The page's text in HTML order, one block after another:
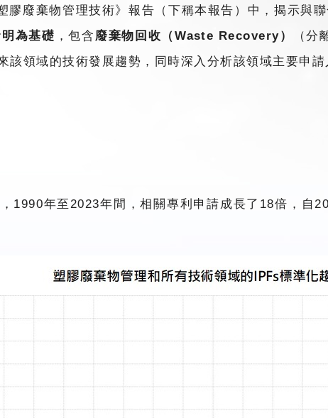
廢棄物管理技術》報告（下稱本報告）中，揭示與
為基礎 ，包含 廢棄物回收（Waste Recovery） （分
該領域的技術發展趨勢，同時深入分析該領域主要申
1990年至2023年間，相關專利申請成長了18倍，自